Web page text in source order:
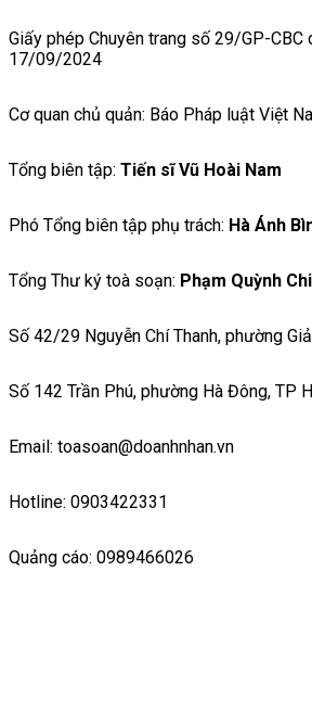
Giấy phép Chuyên trang số 29/GP-CBC
17/09/2024
Cơ quan chủ quản: Báo Pháp luật Việt
Tổng biên tập: Tiến sĩ Vũ Hoài Nam
Phó Tổng biên tập phụ trách: Hà Ánh
Tổng Thư ký toà soạn: Phạm Quỳnh Chi
Số 42/29 Nguyễn Chí Thanh, phường
Số 142 Trần Phú, phường Hà Đông, TP
Email: toasoan@doanhnhan.vn
Hotline: 0903422331
Quảng cáo: 0989466026